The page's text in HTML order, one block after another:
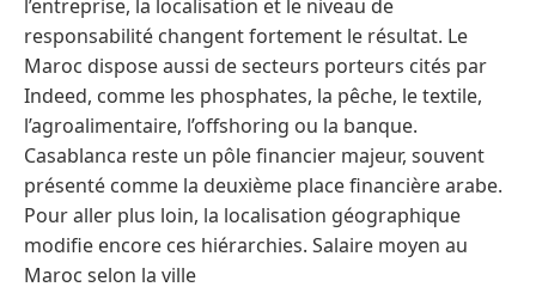
l’entreprise, la localisation et le niveau de
responsabilité changent fortement le résultat. Le
Maroc dispose aussi de secteurs porteurs cités par
Indeed, comme les phosphates, la pêche, le textile,
l’agroalimentaire, l’offshoring ou la banque.
Casablanca reste un pôle financier majeur, souvent
présenté comme la deuxième place financière arabe.
Pour aller plus loin, la localisation géographique
modifie encore ces hiérarchies. Salaire moyen au
Maroc selon la ville